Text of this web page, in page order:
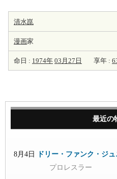
清水崑
漫画家
命日 : 1974年 03月27日 享年 :
最近の
8月4日
ドリー・ファンク・ジ
プロレスラー